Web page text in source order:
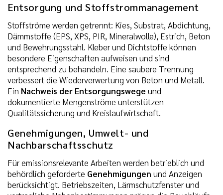
Entsorgung und Stoffstrommanagement
Stoffströme werden getrennt: Kies, Substrat, Abdichtung,
Dämmstoffe (EPS, XPS, PIR, Mineralwolle), Estrich, Beton
und Bewehrungsstahl. Kleber und Dichtstoffe können
besondere Eigenschaften aufweisen und sind
entsprechend zu behandeln. Eine saubere Trennung
verbessert die Wiederverwertung von Beton und Metall.
Ein Nachweis der Entsorgungswege und
dokumentierte Mengenströme unterstützen
Qualitätssicherung und Kreislaufwirtschaft.
Genehmigungen, Umwelt- und
Nachbarschaftsschutz
Für emissionsrelevante Arbeiten werden betrieblich und
behördlich geforderte Genehmigungen und Anzeigen
berücksichtigt. Betriebszeiten, Lärmschutzfenster und